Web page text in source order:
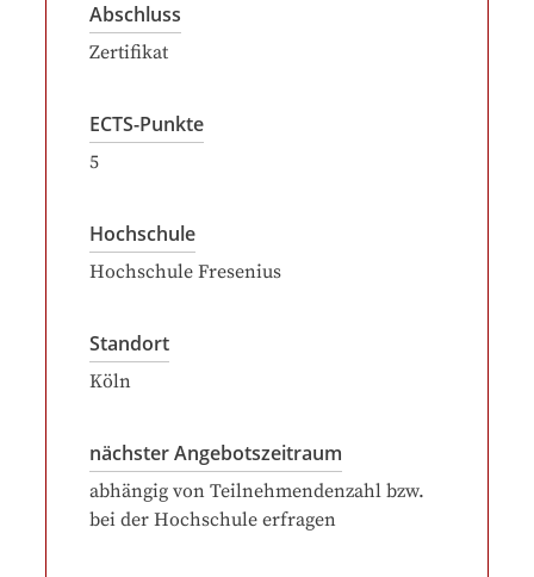
Abschluss
Zertifikat
ECTS-Punkte
5
Hochschule
Hochschule Fresenius
Standort
Köln
nächster Angebotszeitraum
abhängig von Teilnehmendenzahl bzw.
bei der Hochschule erfragen